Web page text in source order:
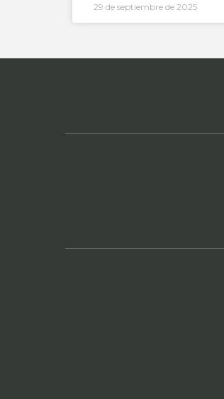
29 de septiembre de 2025